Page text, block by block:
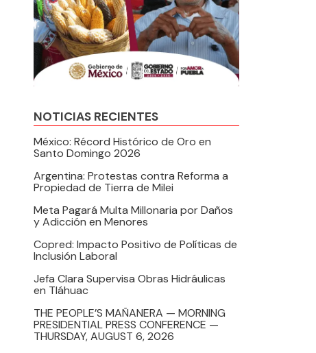
NOTICIAS RECIENTES
México: Récord Histórico de Oro en
Santo Domingo 2026
Argentina: Protestas contra Reforma a
Propiedad de Tierra de Milei
Meta Pagará Multa Millonaria por Daños
y Adicción en Menores
Copred: Impacto Positivo de Políticas de
Inclusión Laboral
Jefa Clara Supervisa Obras Hidráulicas
en Tláhuac
THE PEOPLE’S MAÑANERA — MORNING
PRESIDENTIAL PRESS CONFERENCE —
THURSDAY, AUGUST 6, 2026